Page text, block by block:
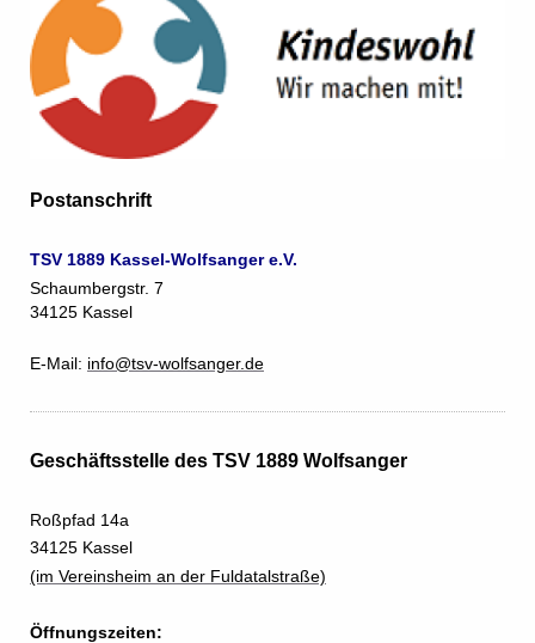
Postanschrift
TSV 1889 Kassel-Wolfsanger e.V.
Schaumbergstr. 7
34125 Kassel
E-Mail: info@tsv-wolfsanger.de
Geschäftsstelle des TSV 1889 Wolfsanger
Roßpfad 14a
34125 Kassel
(im Vereinsheim an der Fuldatalstraße)
Öffnungszeiten: